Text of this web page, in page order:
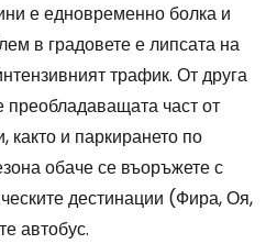
е едновременно болка и
в градовете е липсата на
трафик. От друга
преобладаващата част от
както и паркирането по
обаче се въоръжете с
дестинации (Фира, Оя,
автобус.